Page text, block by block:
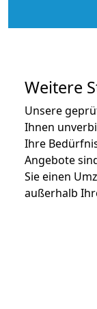
Weitere
Unsere
Ihnen
Ihre
Angebote
Sie einen
außerhalb